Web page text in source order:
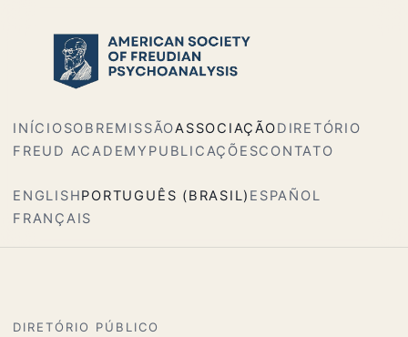
INÍCIOSOBREMISSÃOASSOCIAÇÃODIRETÓRIO
FREUD ACADEMY PUBLICAÇÕESCONTATO
ENGLISHPORTUGUÊS (BRASIL) ESPAÑOL
FRANÇAIS
DIRETÓRIO PÚBLICO